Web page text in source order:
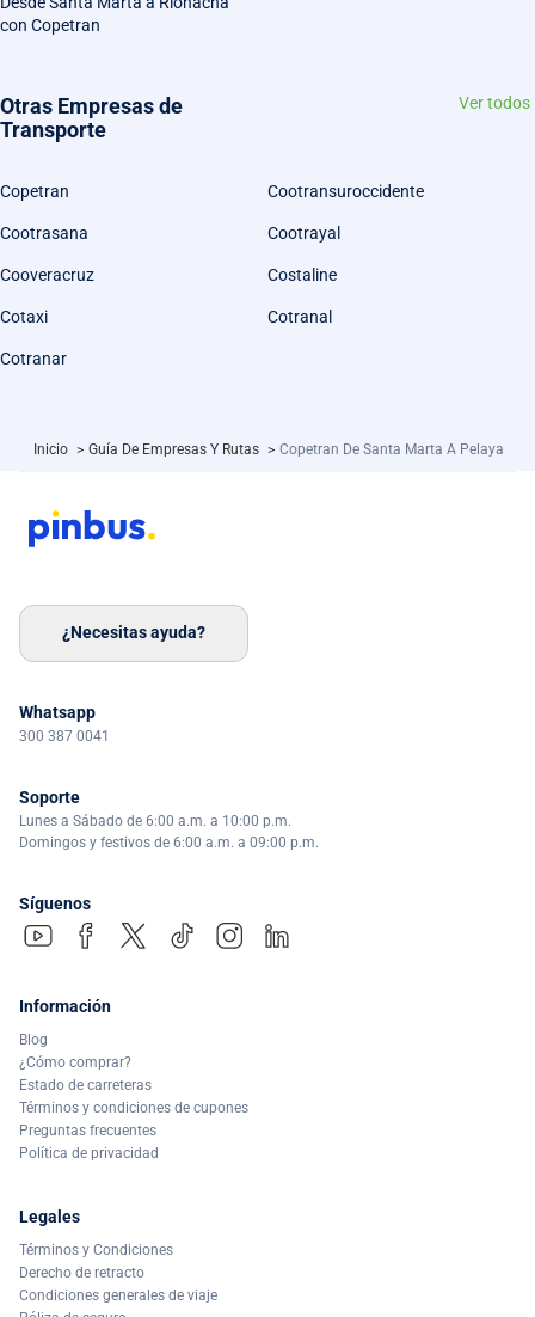
con Copetran
Otras Empresas de
Transporte
Ver todos
Copetran Cootransuroccidente
Cootrasana Cootrayal
Cooveracruz Costaline
Cotaxi Cotranal
Cotranar
Inicio > Guía De Empresas Y Rutas > Copetran De Santa Marta A Pelaya
¿Necesitas ayuda?
Whatsapp
300 387 0041
Soporte
Lunes a Sábado de 6:00 a.m. a 10:00 p.m.
Domingos y festivos de 6:00 a.m. a 09:00 p.m.
Síguenos
Información
Blog
¿Cómo comprar?
Estado de carreteras
Términos y condiciones de cupones
Preguntas frecuentes
Política de privacidad
Legales
Términos y Condiciones
Derecho de retracto
Condiciones generales de viaje